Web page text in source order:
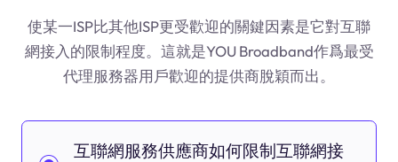
使某一ISP比其他ISP更受歡迎的關鍵因素是它對互聯
網接入的限制程度。這就是YOU Broadband作爲最受
代理服務器用戶歡迎的提供商脫穎而出。
互聯網服務供應商如何限制互聯網接